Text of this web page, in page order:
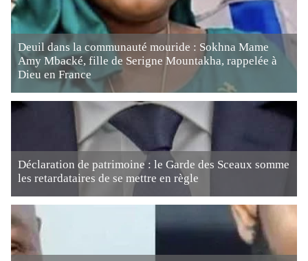
Deuil dans la communauté mouride : Sokhna Mame
Amy Mbacké, fille de Serigne Mountakha, rappelée à
Dieu en France
Déclaration de patrimoine : le Garde des Sceaux somme
les retardataires de se mettre en règle